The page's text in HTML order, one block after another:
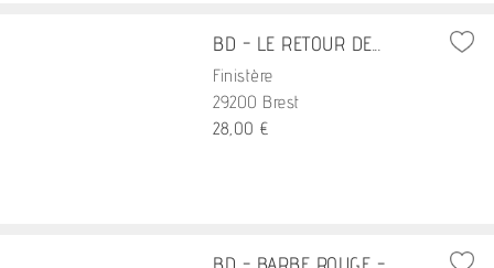
BD - LE RETOUR DE...
Finistère
29200 Brest
28,00 €